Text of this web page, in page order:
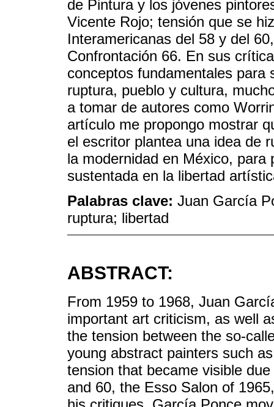
de Pintura y los jóvenes
Vicente Rojo; tensión que se
Interamericanas del 58 y del
Confrontación 66. En sus
conceptos fundamentales
ruptura, pueblo y cultura,
a tomar de autores como
artículo me propongo mostrar
el escritor plantea una idea de
la modernidad en México,
sustentada en la libertad
Palabras clave: Juan García
ruptura; libertad
ABSTRACT:
From 1959 to 1968, Juan
important art criticism, as well
the tension between the so-
young abstract painters such
tension that became visible
and 60, the Esso Salon of